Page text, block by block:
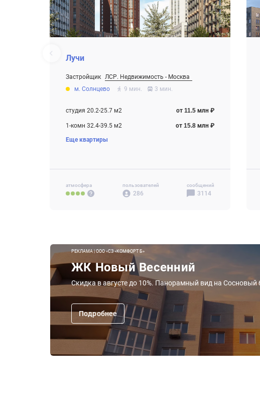
Лучи
Застройщик ЛСР. Недвижимость - Москва
Строится , есть сданные корпуса
м. Солнцево 9 мин. 3 мин.
студия 20.2-25.7 м2 от 11.5 млн ₽
1-комн 32.4-39.5 м2 от 15.8 млн ₽
2-комн 50.9-64.7 м2
Еще квартиры
атмосфера пользователей
286
сообщений
3114
РЕКЛАМА | ООО «СЗ «КОМФОРТ Б»
ЖК Новый Весенний
Скидка в августе до 10%. Панорамный вид на
Подробнее